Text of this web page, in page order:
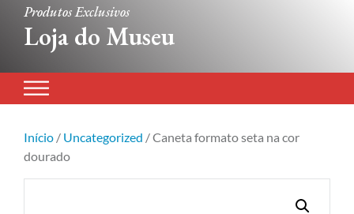
Produtos Exclusivos
Loja do Museu
Início / Uncategorized / Caneta formato seta na cor
dourado